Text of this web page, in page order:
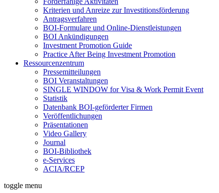
Kriterien und Anreize zur Investitionsförderung
Antragsverfahren
BOI-Formulare und Online-Dienstleistungen
BOI Ankündigungen
Investment Promotion Guide
Practice After Being Investment Promotion
Ressourcenzentrum
Pressemitteilungen
BOI Veranstaltungen
SINGLE WINDOW for Visa & Work Permit Event
Statistik
Datenbank BOI-geförderter Firmen
Veröffentlichungen
Präsentationen
Video Gallery
Journal
BOI-Bibliothek
e-Services
ACIA/RCEP
toggle menu